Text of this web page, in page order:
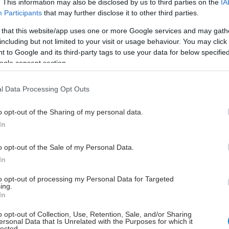
This information may also be disclosed by us to third parties on the
Participants that may further disclose it to other third parties.
that this website/app uses one or more Google services and may
but not limited to your visit or usage behaviour. You may
to Google and its third-party tags to use your data for below
consent section.
Data Processing Opt Outs
opt-out of the Sharing of my personal data.
opt-out of the Sale of my Personal Data.
opt-out of processing my Personal Data for Targeted
opt-out of Collection, Use, Retention, Sale, and/or Sharing
Data that Is Unrelated with the Purposes for which it
του Green Point/ Κήπου, με αύξηση 7,3% στο
και 9,1% στη διάμεσο, γεγονός που δείχνει ότι η
μεταβολή αποτυπώθηκε συνολικά στην ομάδα και όχι
μεμονωμένες περιπτώσεις.
Εικόνα Εαυτού: Το 44% των συμμετεχόντων
ότι αισθάνονται καλύτερα με τον εαυτό τους μετά
οι μισοί διατήρησαν σταθερή θετική εικόνα εαυτού
τους.
Διάθεση & Ηρεμία: Καταγράφηκε σημαντική
τους στο πρόγραμμα, με το σχετικό δείκτη να
έκαναν λόγο για καλύτερη καθημερινή
μεγαλύτερη ηρεμία και συναισθηματική
Ασπίδα: Παράλληλα, δεν παρατηρήθηκε